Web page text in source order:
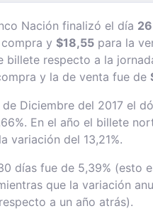
Nación finalizó el día
y $18,55 para la
billete respecto a la
y la de venta fue de
Diciembre del 2017 el
En el año el billete
variación del 13,21%.
días fue de 5,39% (esto
que la variación
a un año atrás).